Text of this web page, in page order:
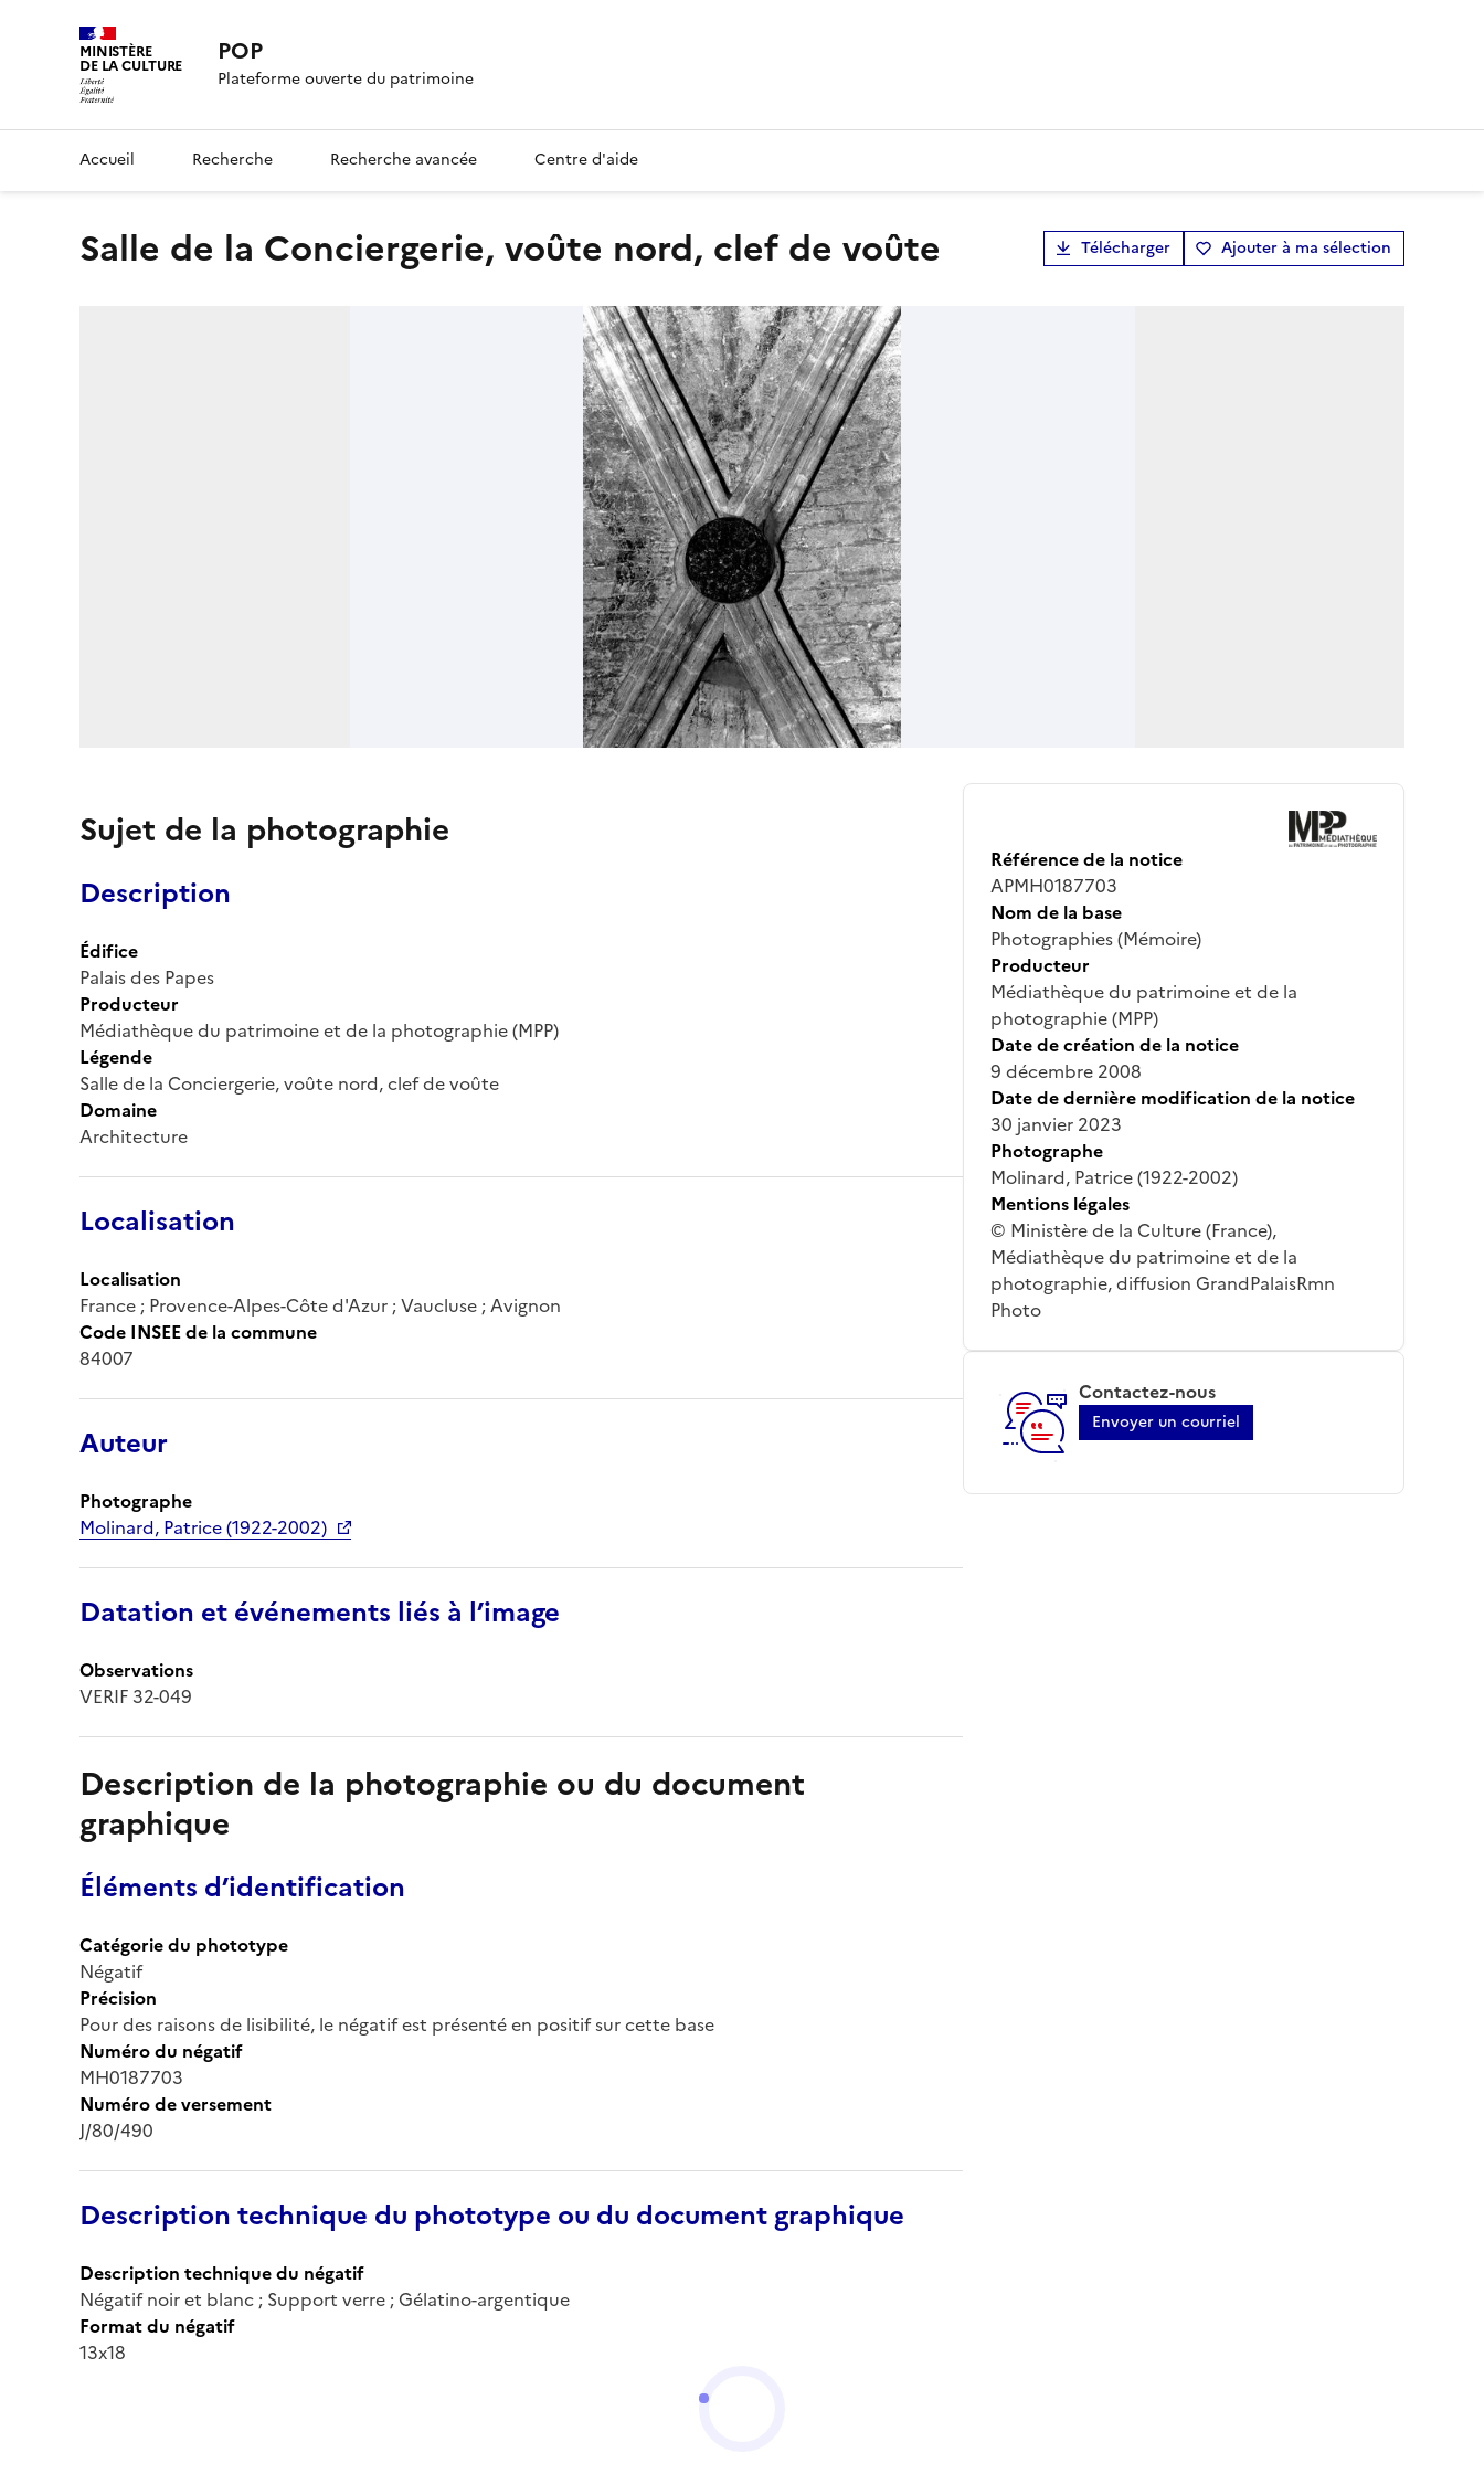
MINISTÈRE
DE LA CULTURE POP
Plateforme ouverte du patrimoine
Accueil Recherche Recherche avancée Centre d'aide
Salle de la Conciergerie, voûte nord, clef de voûte Télécharger Ajouter à ma sélection
Sujet de la photographie
Description
Édifice
Palais des Papes
Producteur
Médiathèque du patrimoine et de la photographie (MPP)
Légende
Salle de la Conciergerie, voûte nord, clef de voûte
Domaine
Architecture
Localisation
Localisation
France ; Provence-Alpes-Côte d'Azur ; Vaucluse ; Avignon
Code INSEE de la commune
84007
Auteur
Photographe
Molinard, Patrice (1922-2002)
Datation et événements liés à l’image
Observations
VERIF 32-049
Description de la photographie ou du document
graphique
Éléments d’identification
Catégorie du phototype
Négatif
Précision
Pour des raisons de lisibilité, le négatif est présenté en positif sur cette base
Numéro du négatif
MH0187703
Numéro de versement
J/80/490
Description technique du phototype ou du document graphique
Description technique du négatif
Négatif noir et blanc ; Support verre ; Gélatino-argentique
Format du négatif
13x18
Référence de la notice
APMH0187703
Nom de la base
Photographies (Mémoire)
Producteur
Médiathèque du patrimoine et de la
photographie (MPP)
Date de création de la notice
9 décembre 2008
Date de dernière modification de la notice
30 janvier 2023
Photographe
Molinard, Patrice (1922-2002)
Mentions légales
© Ministère de la Culture (France),
Médiathèque du patrimoine et de la
photographie, diffusion GrandPalaisRmn
Photo
Contactez-nous
Envoyer un courriel